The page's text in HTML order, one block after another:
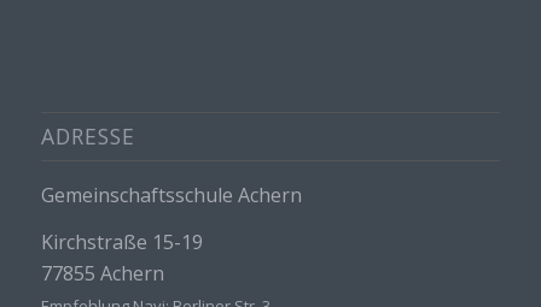
ADRESSE
Gemeinschaftsschule Achern
Kirchstraße 15-19
77855 Achern